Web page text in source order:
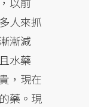
人來抓
漸減
水藥
，現在
藥。現